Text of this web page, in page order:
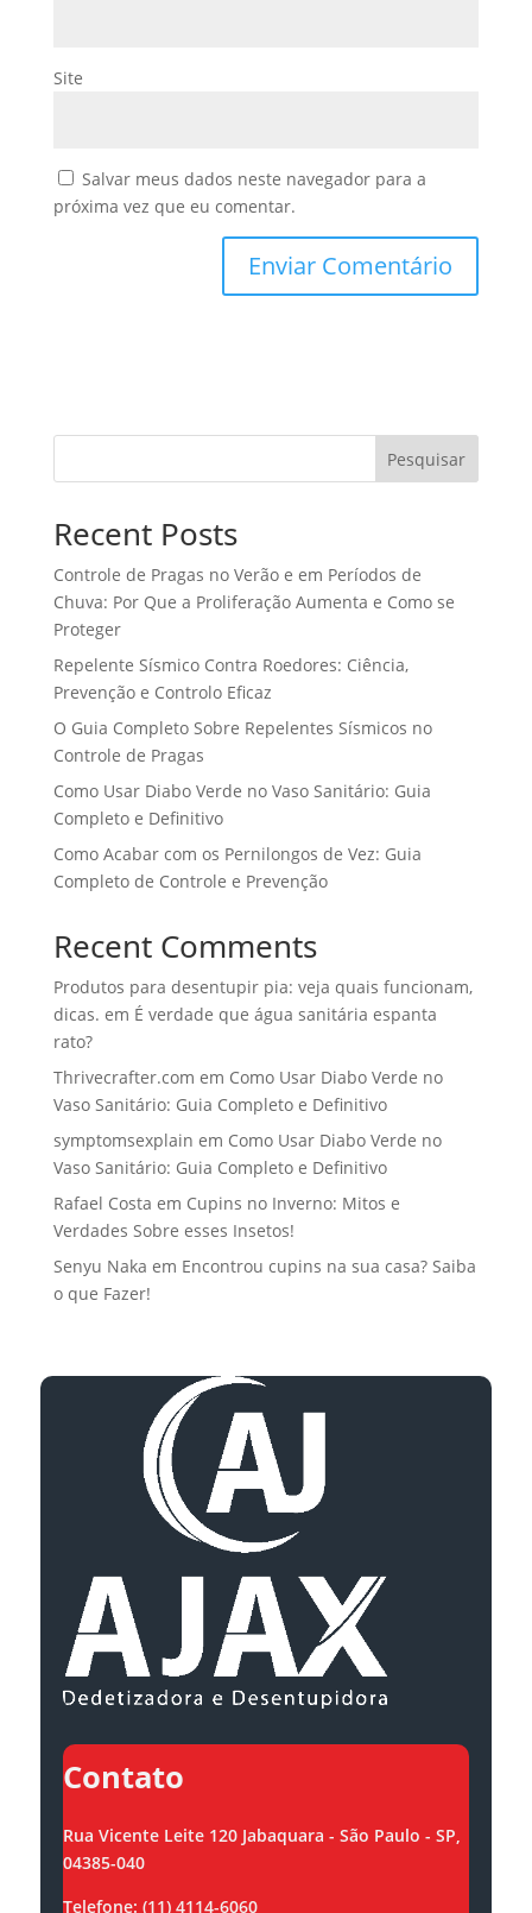
Site
Salvar meus dados neste navegador para a
próxima vez que eu comentar.
Pesquisar
Recent Posts
Controle de Pragas no Verão e em Períodos de
Chuva: Por Que a Proliferação Aumenta e Como se
Proteger
Repelente Sísmico Contra Roedores: Ciência,
Prevenção e Controlo Eficaz
O Guia Completo Sobre Repelentes Sísmicos no
Controle de Pragas
Como Usar Diabo Verde no Vaso Sanitário: Guia
Completo e Definitivo
Como Acabar com os Pernilongos de Vez: Guia
Completo de Controle e Prevenção
Recent Comments
Produtos para desentupir pia: veja quais funcionam,
dicas. em É verdade que água sanitária espanta
rato?
Thrivecrafter.com em Como Usar Diabo Verde no
Vaso Sanitário: Guia Completo e Definitivo
symptomsexplain em Como Usar Diabo Verde no
Vaso Sanitário: Guia Completo e Definitivo
Rafael Costa em Cupins no Inverno: Mitos e
Verdades Sobre esses Insetos!
Senyu Naka em Encontrou cupins na sua casa? Saiba
o que Fazer!
Contato
Rua Vicente Leite 120 Jabaquara - São Paulo - SP,
04385-040
Telefone: (11) 4114-6060